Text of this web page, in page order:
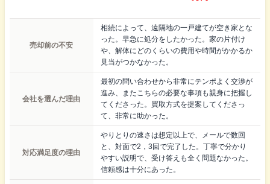
売却前の不安
相続によって、遠隔地の一戸建てが空き家とな
った。早急に処分をしたかった。家の片付け
や、解体にどのくらいの費用や時間がかかるか
見当がつかなかった。
会社を選んだ理由
最初の問い合わせから非常にテンポよく交渉が
進み、またこちらの必要な事項も親身に把握し
てくださった。買取方式を提案してくださっ
て、非常に助かった。
対応満足度の理由
やりとりの速さは想定以上で、メールで数回
と、対面で2，3回で完了した。丁寧で分かり
やすい説明で、受け答えも全く問題なかった。
信頼感は十分にあった。